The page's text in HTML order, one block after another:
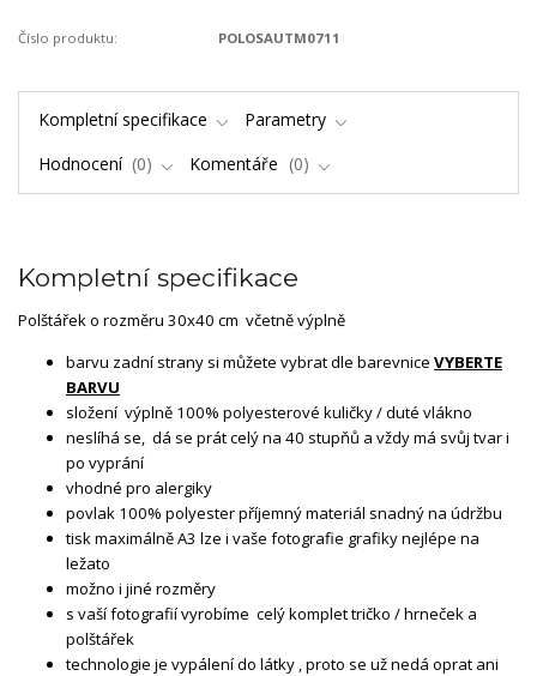
Číslo produktu: POLOSAUTM0711
Kompletní specifikace
Parametry
Hodnocení
0 Komentáře 0
Kompletní specifikace
Polštářek o rozměru 30x40 cm včetně výplně
barvu zadní strany si můžete vybrat dle barevnice VYBERTE
BARVU
složení výplně 100% polyesterové kuličky / duté vlákno
neslíhá se, dá se prát celý na 40 stupňů a vždy má svůj tvar i
po vyprání
vhodné pro alergiky
povlak 100% polyester příjemný materiál snadný na údržbu
tisk maximálně A3 lze i vaše fotografie grafiky nejlépe na
ležato
možno i jiné rozměry
s vaší fotografií vyrobíme celý komplet tričko / hrneček a
polštářek
technologie je vypálení do látky , proto se už nedá oprat ani